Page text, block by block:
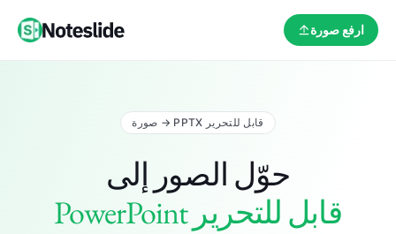
ارفع صورة
صورة → PPTX قابل للتحرير
حوّل الصور إلى
PowerPoint قابل للتحرير